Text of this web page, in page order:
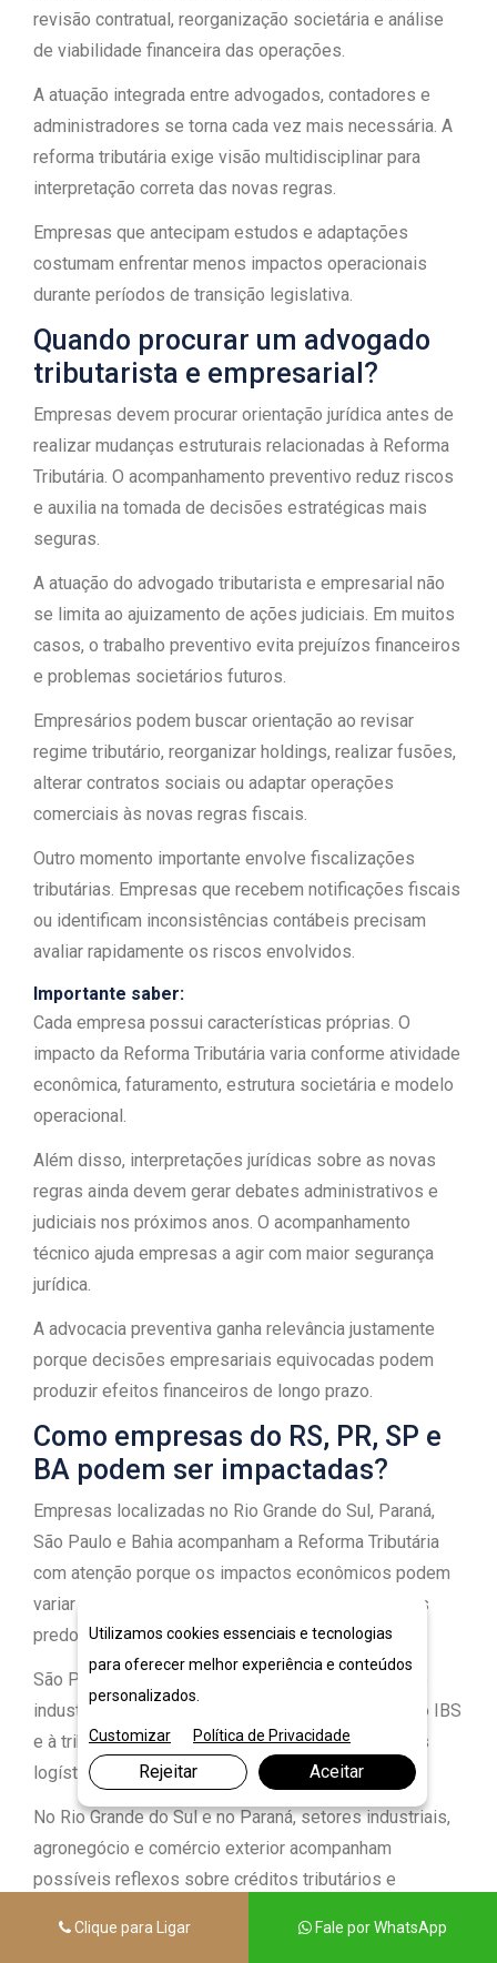
revisão contratual, reorganização societária e análise
de viabilidade financeira das operações.
A atuação integrada entre advogados, contadores e
administradores se torna cada vez mais necessária. A
reforma tributária exige visão multidisciplinar para
interpretação correta das novas regras.
Empresas que antecipam estudos e adaptações
costumam enfrentar menos impactos operacionais
durante períodos de transição legislativa.
Quando procurar um advogado
tributarista e empresarial?
Empresas devem procurar orientação jurídica antes de
realizar mudanças estruturais relacionadas à Reforma
Tributária. O acompanhamento preventivo reduz riscos
e auxilia na tomada de decisões estratégicas mais
seguras.
A atuação do advogado tributarista e empresarial não
se limita ao ajuizamento de ações judiciais. Em muitos
casos, o trabalho preventivo evita prejuízos financeiros
e problemas societários futuros.
Empresários podem buscar orientação ao revisar
regime tributário, reorganizar holdings, realizar fusões,
alterar contratos sociais ou adaptar operações
comerciais às novas regras fiscais.
Outro momento importante envolve fiscalizações
tributárias. Empresas que recebem notificações fiscais
ou identificam inconsistências contábeis precisam
avaliar rapidamente os riscos envolvidos.
Importante saber:
Cada empresa possui características próprias. O
impacto da Reforma Tributária varia conforme atividade
econômica, faturamento, estrutura societária e modelo
operacional.
Além disso, interpretações jurídicas sobre as novas
regras ainda devem gerar debates administrativos e
judiciais nos próximos anos. O acompanhamento
técnico ajuda empresas a agir com maior segurança
jurídica.
A advocacia preventiva ganha relevância justamente
porque decisões empresariais equivocadas podem
produzir efeitos financeiros de longo prazo.
Como empresas do RS, PR, SP e
BA podem ser impactadas?
Empresas localizadas no Rio Grande do Sul, Paraná,
São Paulo e Bahia acompanham a Reforma Tributária
com atenção porque os impactos econômicos podem
variar conforme características regionais e setores
predominantes.
São Paulo, por exemplo, possui forte concentração
industrial e empresarial. Mudanças relacionadas ao IBS
e à tributação no destino podem alterar estratégias
logísticas e operações interestaduais.
No Rio Grande do Sul e no Paraná, setores industriais,
agronegócio e comércio exterior acompanham
possíveis reflexos sobre créditos tributários e
Clique para Ligar Fale por WhatsApp
Utilizamos cookies essenciais e tecnologias
para oferecer melhor experiência e conteúdos
personalizados.
Customizar Política de Privacidade
Rejeitar Aceitar